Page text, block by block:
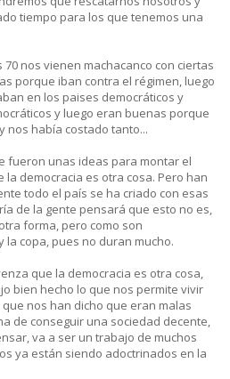
tiempo para los que tenemos una
nos vienen machacanco con ciertas
porque iban contra el régimen, luego
en los paises democráticos y
y luego eran buenas porque
nos había costado tanto...
fueron unas ideas para montar el
la democracia es otra cosa. Pero han
todo el país se ha criado con esas
de la gente pensará que esto no es,
forma, pero como son
copa, pues no duran mucho.
que la democracia es otra cosa,
bien hecho lo que nos permite vivir
nos han dicho que eran malas
de conseguir una sociedad decente,
va a ser un trabajo de muchos
ya están siendo adoctrinados en la